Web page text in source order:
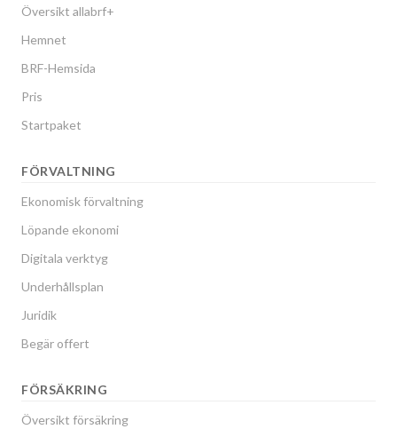
Översikt allabrf+
Hemnet
BRF-Hemsida
Pris
Startpaket
FÖRVALTNING
Ekonomisk förvaltning
Löpande ekonomi
Digitala verktyg
Underhållsplan
Juridik
Begär offert
FÖRSÄKRING
Översikt försäkring